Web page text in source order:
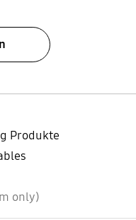
Produkte
only)